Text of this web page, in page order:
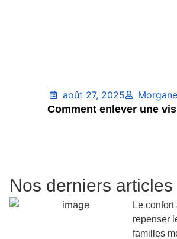
août 27, 2025
Comment enlever une
Nos derniers articles
Le
repenser
familles